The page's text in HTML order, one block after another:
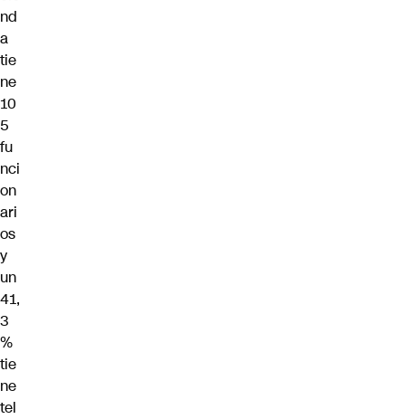
nd
a
tie
ne
10
5
fu
nci
on
ari
os
y
un
41,
3
%
tie
ne
tel